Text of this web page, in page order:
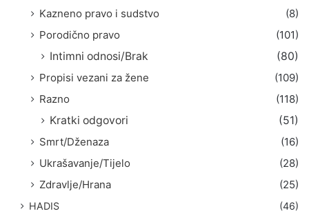
Kazneno pravo i sudstvo
(8)
Porodično pravo
(101)
Intimni odnosi/Brak
(80)
Propisi vezani za žene
(109)
Razno
(118)
Kratki odgovori
(51)
Smrt/Dženaza
(16)
Ukrašavanje/Tijelo
(28)
Zdravlje/Hrana
(25)
HADIS (46)